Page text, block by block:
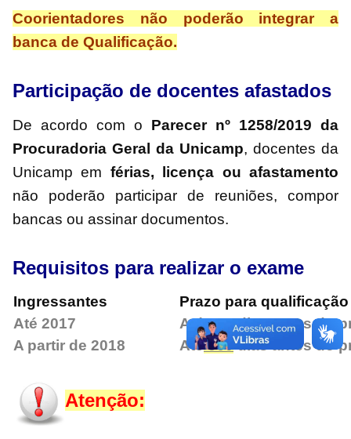
Coorientadores não poderão integrar a
banca de Qualificação.
Participação de docentes afastados
De acordo com o Parecer nº 1258/2019 da
Procuradoria Geral da Unicamp, docentes da
Unicamp em férias, licença ou afastamento
não poderão participar de reuniões, compor
bancas ou assinar documentos.
Requisitos para realizar o exame
Ingressantes
Prazo para qualificação
Até 2017
Até 180 dias antes do
A partir de 2018
Até360 dias antes do
Atenção: